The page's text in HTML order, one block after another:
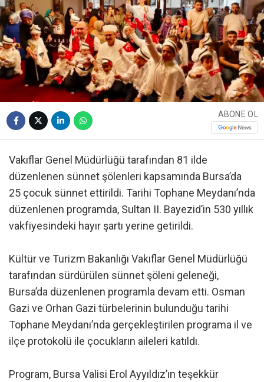
ABONE OL
Vakıflar Genel Müdürlüğü tarafından 81 ilde
düzenlenen sünnet şölenleri kapsamında Bursa’da
25 çocuk sünnet ettirildi. Tarihi Tophane Meydanı’nda
düzenlenen programda, Sultan II. Bayezid’in 530 yıllık
vakfiyesindeki hayır şartı yerine getirildi.
Kültür ve Turizm Bakanlığı Vakıflar Genel Müdürlüğü
tarafından sürdürülen sünnet şöleni geleneği,
Bursa’da düzenlenen programla devam etti. Osman
Gazi ve Orhan Gazi türbelerinin bulunduğu tarihi
Tophane Meydanı’nda gerçekleştirilen programa il ve
ilçe protokolü ile çocukların aileleri katıldı.
Program, Bursa Valisi Erol Ayyıldız’ın teşekkür